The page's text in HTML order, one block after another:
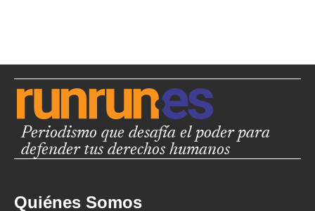
Periodismo que desafía el poder para
defender tus derechos humanos
Quiénes Somos